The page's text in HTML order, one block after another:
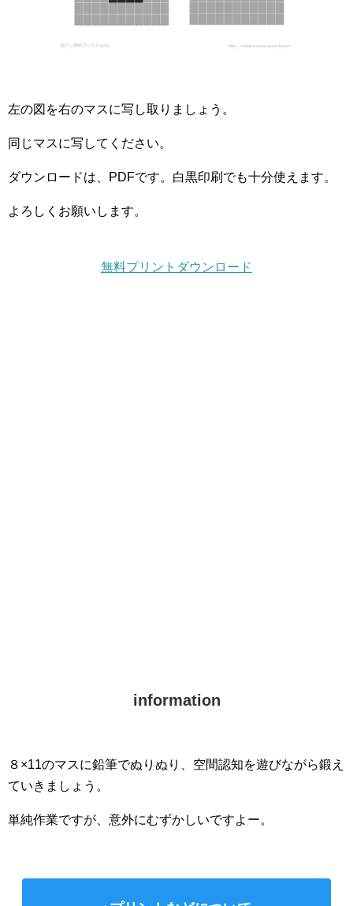
左の図を右のマスに写し取りましょう。
同じマスに写してください。
ダウンロードは、PDFです。白黒印刷でも十分使えます。
よろしくお願いします。
無料プリントダウンロード
information
８×11のマスに鉛筆でぬりぬり、空間認知を遊びながら鍛え
ていきましょう。
単純作業ですが、意外にむずかしいですよー。